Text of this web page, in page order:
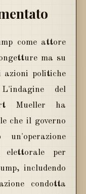
come attore
ma su
azioni politiche
del
Mueller ha
che il governo
elettorale per
includendo
condotta